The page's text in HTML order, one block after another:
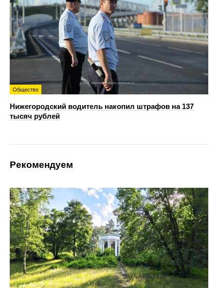
Общество
Нижегородский водитель накопил штрафов на 137
тысяч рублей
Рекомендуем